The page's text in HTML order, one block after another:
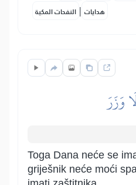
النفحات المكية | هدايات
وَزَرَ
Toga Dana neće se
griješnik neće moći